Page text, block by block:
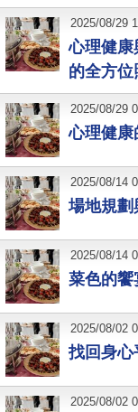
心理健康
的全方位
2025/08/29
心理健康
2025/08/29
場地規劃
2025/08/14
菜色的饗
2025/08/14
找回身心
2025/08/02
2025/08/02